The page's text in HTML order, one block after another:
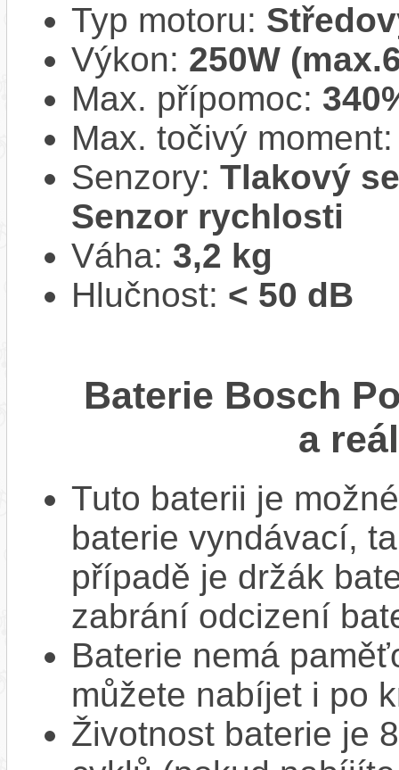
Typ motoru:
Výkon: 250W
Max. přípomoc:
Max. točivý
Senzory: Tlakový
Senzor rychlosti
Váha: 3,2 kg
Hlučnost: < 50 dB
Baterie Bosch
a
Tuto baterii je
baterie vyndávací,
případě je držák
zabrání odcizení
Baterie nemá
můžete nabíjet i po
Životnost baterie je